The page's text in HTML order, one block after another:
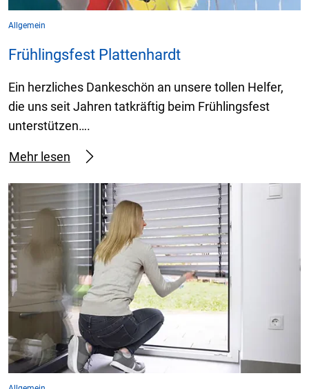
Allgemein
Frühlingsfest Plattenhardt
Ein herzliches Dankeschön an unsere tollen Helfer,
die uns seit Jahren tatkräftig beim Frühlingsfest
unterstützen….
Mehr lesen